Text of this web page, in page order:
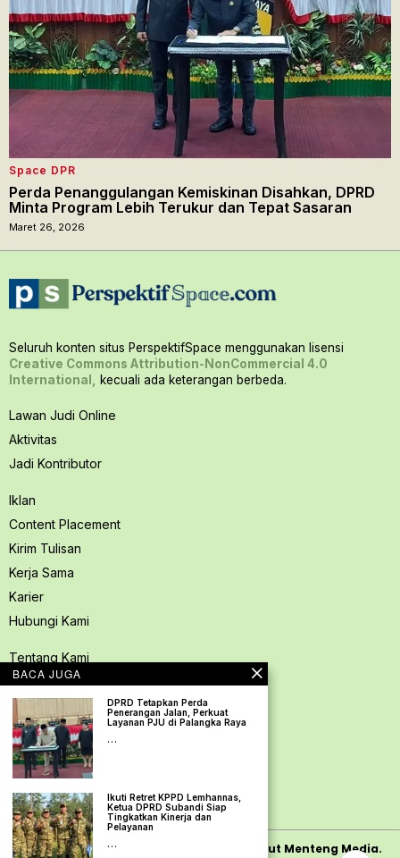
Space DPR
Perda Penanggulangan Kemiskinan Disahkan, DPRD
Minta Program Lebih Terukur dan Tepat Sasaran
Maret 26, 2026
Seluruh konten situs PerspektifSpace menggunakan lisensi
Creative Commons Attribution-NonCommercial 4.0
International,
kecuali ada keterangan berbeda.
Lawan Judi Online
Aktivitas
Jadi Kontributor
Iklan
Content Placement
Kirim Tulisan
Kerja Sama
Karier
Hubungi Kami
Tentang Kami
Redaksi PerspektifSpace
Kode Etik Jurnalistik
Pedoman Media Siber
Kebijakan Privasi
Pedoman Ramah Anak
Disclaimer
Copyright2026 PerspektifSpace | PT. Mamut Menteng Media.
BACA JUGA
DPRD Tetapkan Perda
Penerangan Jalan, Perkuat
Layanan PJU di Palangka Raya
…
Ikuti Retret KPPD Lemhannas,
Ketua DPRD Subandi Siap
Tingkatkan Kinerja dan
Pelayanan
…